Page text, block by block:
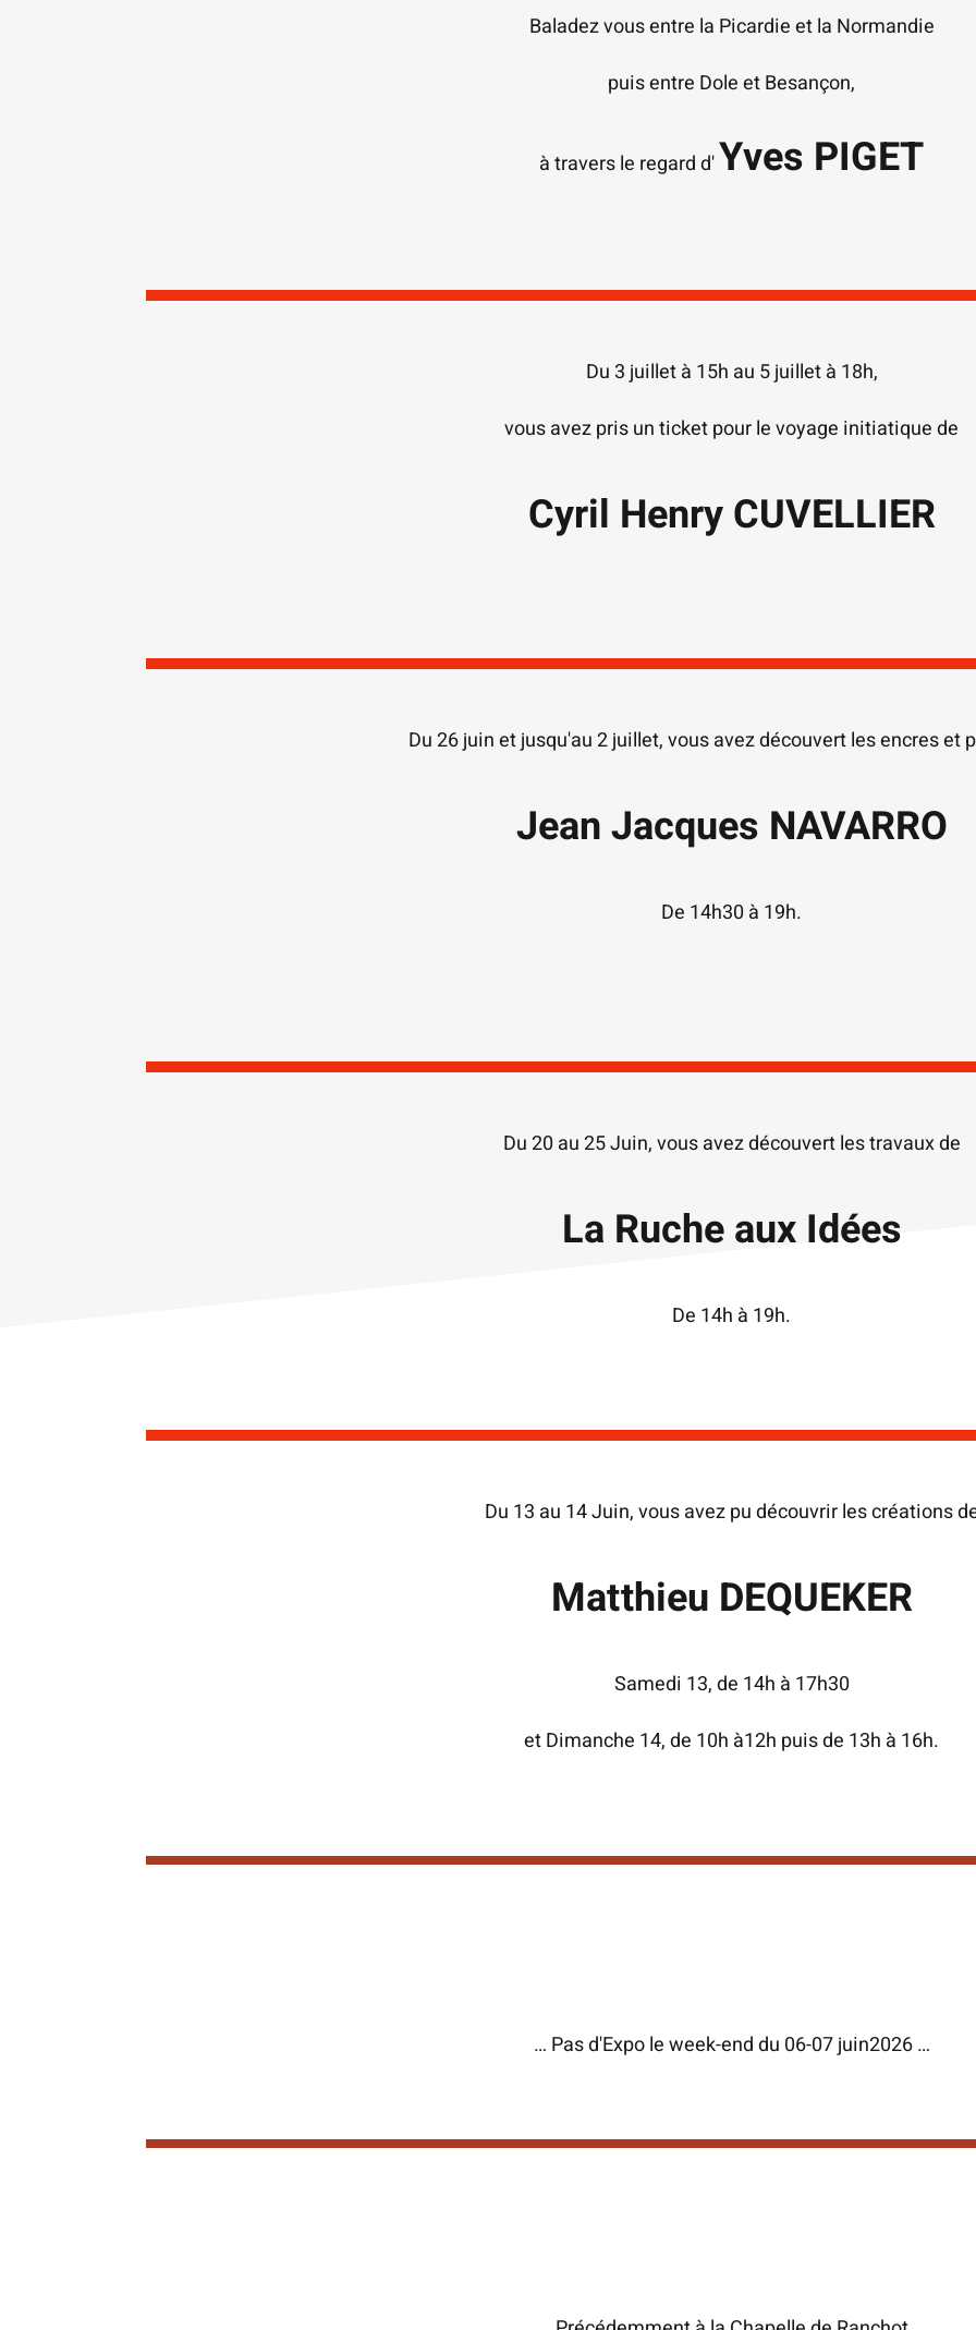
Baladez vous entre la Picardie et la Normandie
puis entre Dole et Besançon,
à travers le regard d'Yves PIGET
Du 3 juillet à 15h au 5 juillet à 18h,
vous avez pris un ticket pourle voyage initiatique de
Cyril Henry CUVELLIER
Du 26 juin et jusqu'au 2 juillet, vous avez découvert les encres et
Jean Jacques NAVARRO
De 14h30 à 19h.
Du 20 au 25 Juin, vous avez découvert les travaux de
La Ruche aux Idées
De 14h à 19h.
Du 13 au 14 Juin, vous avez pu découvrir les créations
Matthieu DEQUEKER
Samedi 13, de 14h à 17h30
et Dimanche 14, de 10h à12h puis de 13h à 16h.
… Pas d'Expo le week-end du 06-07 juin2026 …